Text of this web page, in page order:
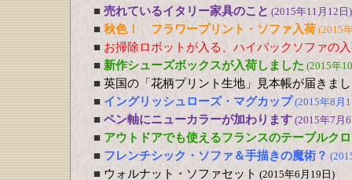
■ 売れているイタリー家具のこと (2015年11月12日)
■ 秋色！ フラワープリント・ソファ入荷 (2015
■ お掃除ロボットが入る、ハイバックソファの
■ 新作シューズボックスが入荷しました (2015年
■ 英国の「花柄プリント生地」見本帳が届きま
■ イングリッシュローズ・マグカップ (2015年8月
■ ペン軸にニューカラーが加わります (2015年7月
■ アウトドアでも使えるフランスのテーブルク
■ フレンチシック・ソファ＆手描きの魔術？
■ ウォルナット・ソファセット (2015年6月19日)